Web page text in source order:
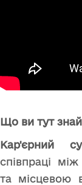
Що ви тут
Кар'єрний
співпраці
та місцевою